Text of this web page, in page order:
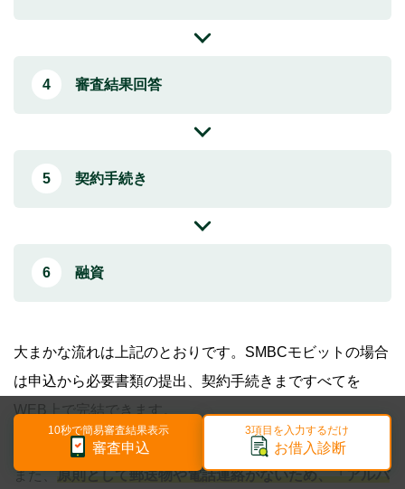
審査結果回答
契約手続き
融資
大まかな流れは上記のとおりです。SMBCモビットの場合
は申込から必要書類の提出、契約手続きまですべてを
WEB上で完結できます。
また、原則として郵送物や電話連絡がないため、「アルバ
審査申込
10秒で簡易審査結果表示
お借入診断
3項目を入力するだけ